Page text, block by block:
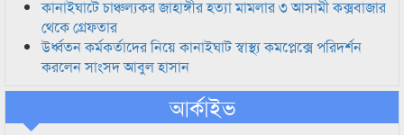
কানাইঘাটে চাঞ্চল্যকর জাহাঙ্গীর হত্যা মামলার ৩ আসামী কক্সবাজার
থেকে গ্রেফতার
উর্ধ্বতন কর্মকর্তাদের নিয়ে কানাইঘাট স্বাস্থ্য কমপ্লেক্সে পরিদর্শন
করলেন সাংসদ আবুল হাসান
আর্কাইভ